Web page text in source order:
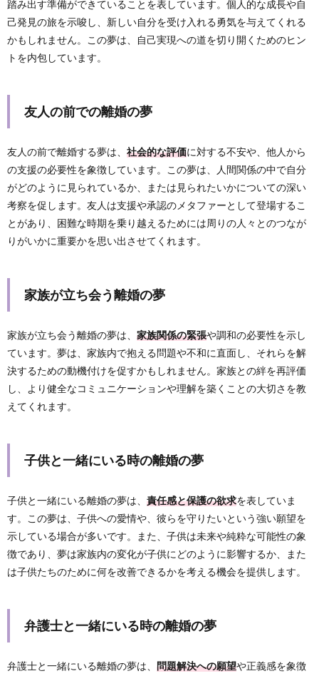
踏み出す準備ができていることを表しています。個人的な成長や自
己発見の旅を示唆し、新しい自分を受け入れる勇気を与えてくれる
かもしれません。この夢は、自己実現への道を切り開くためのヒン
トを内包しています。
友人の前での離婚の夢
友人の前で離婚する夢は、 社会的な評価に対する不安や、他人から
の支援の必要性を象徴しています。この夢は、人間関係の中で自分
がどのように見られているか、または見られたいかについての深い
考察を促します。友人は支援や承認のメタファーとして登場するこ
とがあり、困難な時期を乗り越えるためには周りの人々とのつなが
りがいかに重要かを思い出させてくれます。
家族が立ち会う離婚の夢
家族が立ち会う離婚の夢は、 家族関係の緊張や調和の必要性を示し
ています。夢は、家族内で抱える問題や不和に直面し、それらを解
決するための動機付けを促すかもしれません。家族との絆を再評価
し、より健全なコミュニケーションや理解を築くことの大切さを教
えてくれます。
子供と一緒にいる時の離婚の夢
子供と一緒にいる離婚の夢は、 責任感と保護の欲求を表していま
す。この夢は、子供への愛情や、彼らを守りたいという強い願望を
示している場合が多いです。また、子供は未来や純粋な可能性の象
徴であり、夢は家族内の変化が子供にどのように影響するか、また
は子供たちのために何を改善できるかを考える機会を提供します。
弁護士と一緒にいる時の離婚の夢
弁護士と一緒にいる離婚の夢は、 問題解決への願望や正義感を象徴